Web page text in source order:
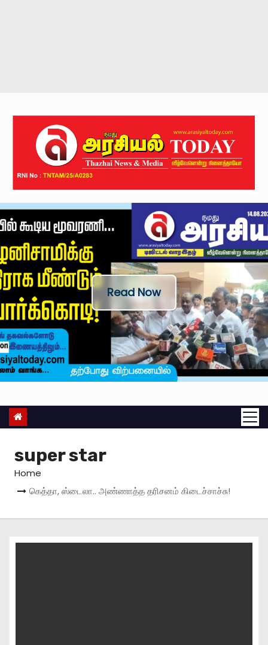
Read Now
super star
Home
கெத்தா, ஸ்டைலா.. அண்ணாத்த தரிசனம் கிடைச்சாச்சு!